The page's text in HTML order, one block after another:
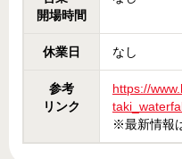
開場時間
休業日 なし
参考
リンク
https://
※最新情報